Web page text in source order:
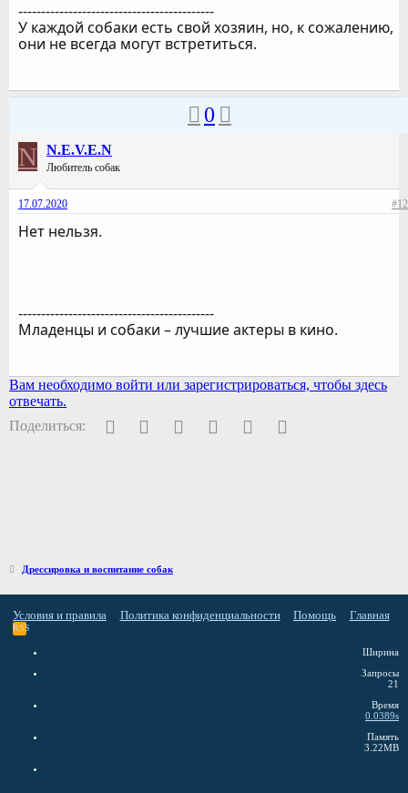
-------------------------------------------
У каждой собаки есть свой хозяин, но, к сожалению,
они не всегда могут встретиться.
0
N N.E.V.E.N
Любитель собак
17.07.2020 #12
Нет нельзя.
-------------------------------------------
Младенцы и собаки – лучшие актеры в кино.
Вам необходимо войти или зарегистрироваться, чтобы здесь
отвечать.
Поделиться:
FacebookTwitter PinterestWhatsAppЭлектронная почта
Дрессировка и воспитание собак
Условия и правила Политика конфиденциальности Помощь Главная
RSS
Ширина
Запросы
21
Время
0.0389s
Память
3.22MB